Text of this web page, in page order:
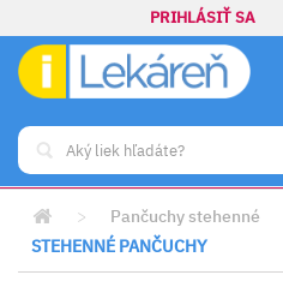
PRIHLÁSIŤ SA
> Pančuchy stehenné
STEHENNÉ PANČUCHY